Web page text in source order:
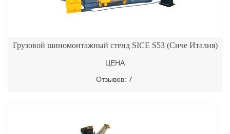
Грузовой шиномонтажный стенд SICE S53 (Сиче Италия)
ЦЕНА
Отзывов: 7